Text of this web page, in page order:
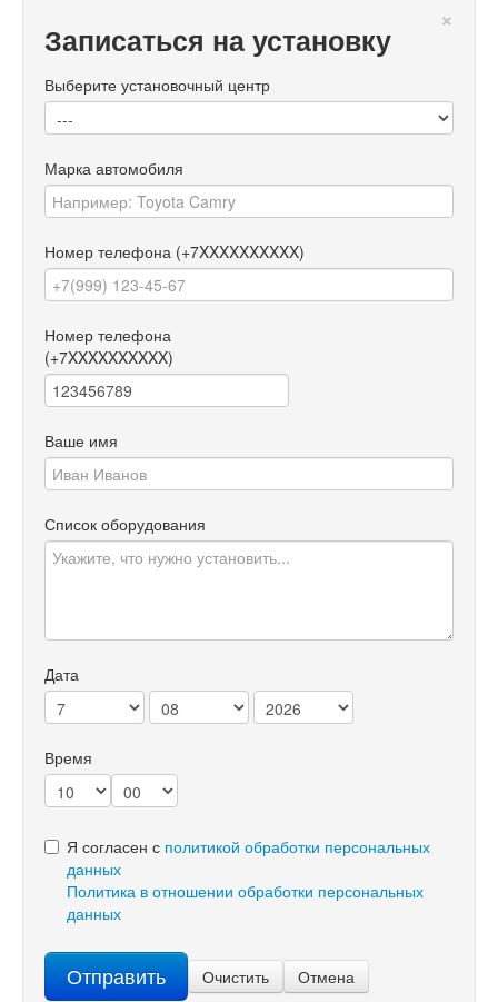
×
Записаться на установку
Выберите установочный центр
Марка автомобиля
Номер телефона (+7XXXXXXXXXX)
Номер телефона
(+7XXXXXXXXXX)
Ваше имя
Список оборудования
Дата
Время
Я согласен с политикой обработки персональных
данных
Политика в отношении обработки персональных
данных
Отправить Очистить Отмена